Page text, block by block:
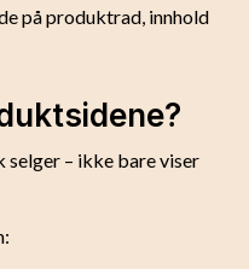
på produktrad, innhold
– ikke bare viser